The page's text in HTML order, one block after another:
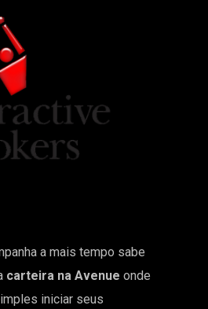
a mais tempo sabe
carteira na Avenue onde
iniciar seus